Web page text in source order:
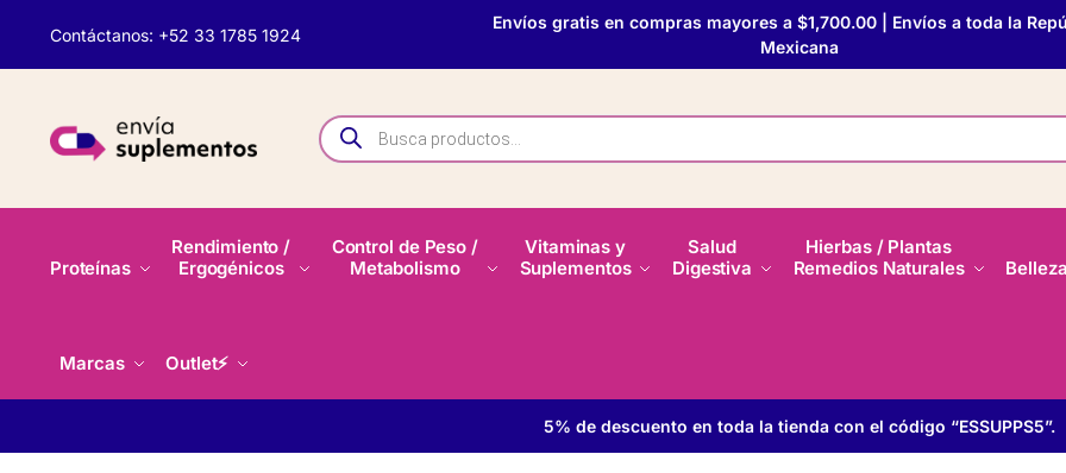
Contáctanos: +52 33 1785 1924
Envíos gratis en compras mayores a $1,700.00 | Envíos a toda la
Mexicana
Proteínas
Rendimiento /
Ergogénicos
Control de Peso /
Metabolismo
Vitaminas y
Suplementos
Salud
Digestiva
Hierbas / Plantas
Remedios Naturales
Belleza
Marcas Outlet⚡
5% de descuento en toda la tienda con el código “ESSUPPS5”.